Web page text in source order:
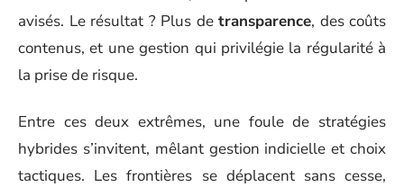
avisés. Le résultat ? Plus de transparence, des coûts
contenus, et une gestion qui privilégie la régularité à
la prise de risque.
Entre ces deux extrêmes, une foule de stratégies
hybrides s’invitent, mêlant gestion indicielle et choix
tactiques. Les frontières se déplacent sans cesse,